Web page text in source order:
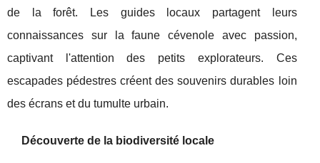
de la forêt. Les guides locaux partagent leurs
connaissances sur la faune cévenole avec passion,
captivant l'attention des petits explorateurs. Ces
escapades pédestres créent des souvenirs durables loin
des écrans et du tumulte urbain.
Découverte de la biodiversité locale